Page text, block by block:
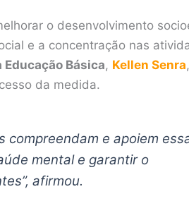
o desenvolvimento
e a concentração nas
Básica, Kellen Senra
da medida.
compreendam e apoiem
mental e garantir o
afirmou.